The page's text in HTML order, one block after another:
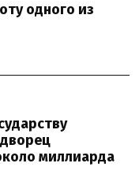
одного из
миллиарда